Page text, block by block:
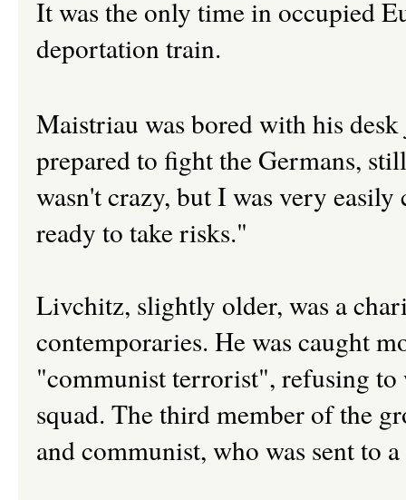
It was the only time in occupied
deportation train.
Maistriau was bored with his
prepared to fight the Germans,
wasn't crazy, but I was very
ready to take risks."
Livchitz, slightly older, was a
contemporaries. He was caught
"communist terrorist", refusing
squad. The third member of the
and communist, who was sent to